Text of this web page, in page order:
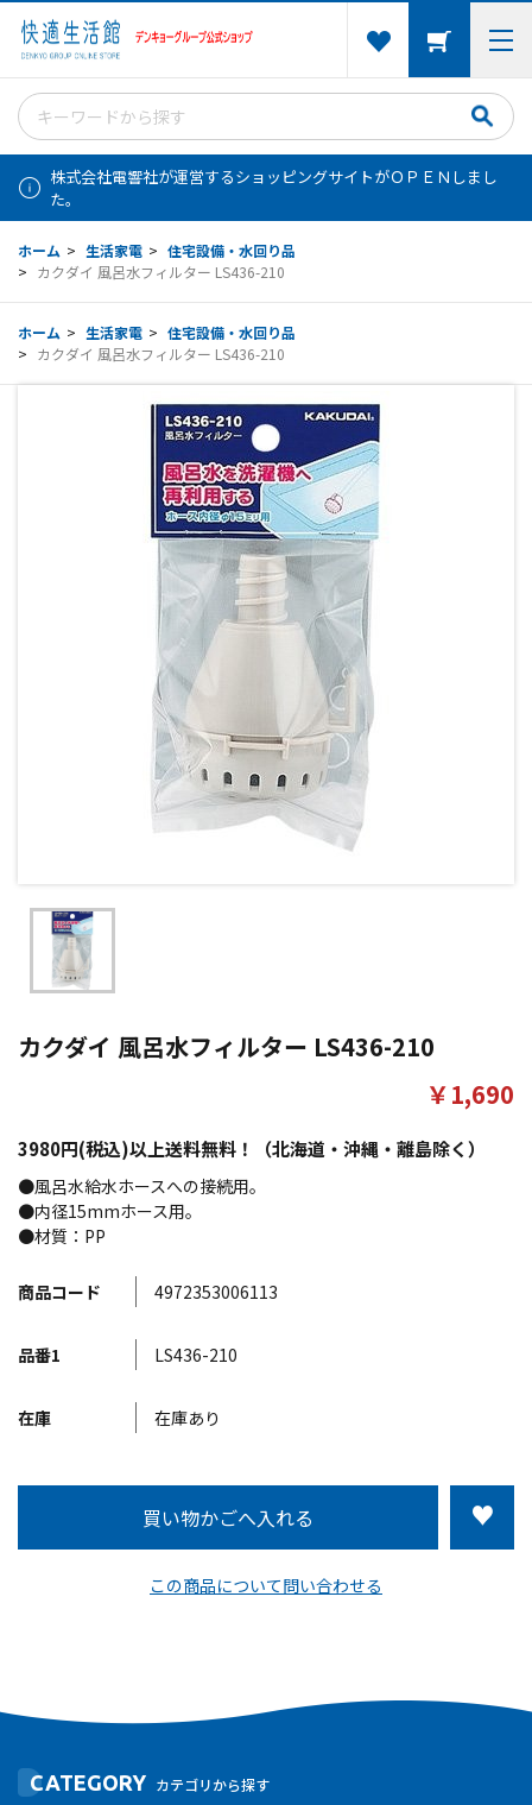
株式会社電響社が運営するショッピングサイトがＯＰＥＮしまし
た。
ホーム > 生活家電 > 住宅設備・水回り品
> カクダイ 風呂水フィルター LS436-210
ホーム > 生活家電 > 住宅設備・水回り品
> カクダイ 風呂水フィルター LS436-210
カクダイ 風呂水フィルター LS436-210
3980円(税込)以上送料無料！（北海道・沖縄・離島除く）
￥1,690
商品コード 4972353006113
品番1 LS436-210
在庫 在庫あり
この商品について問い合わせる
●風呂水給水ホースへの接続用。
●内径15mmホース用。
●材質：PP
CATEGORY カテゴリから探す